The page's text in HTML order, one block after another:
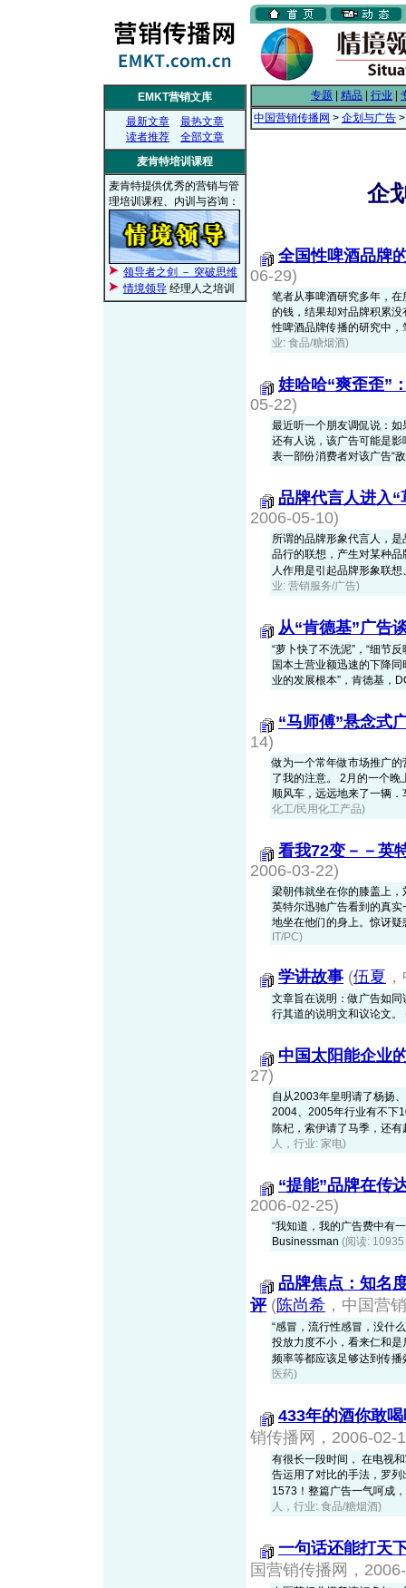
EMKT营销文库
最新文章
最热文章
读者推荐
全部文章
麦肯特培训课程
麦肯特提供优秀的营销与管
理培训课程、内训与咨询：
领导者之剑 － 突破思维
情境领导 经理人之培训
专题 精品 行业
中国营销传播网 > 企划与广告
企
全国性啤酒品牌
06-29)
笔者从事啤酒研究多年，
的钱，结果却对品牌积累
性啤酒品牌传播的研究中
业: 食品/糖烟酒)
娃哈哈“爽歪歪”
05-22)
最近听一个朋友调侃说：如
还有人说，该广告可能是
表一部份消费者对该广告“
品牌代言人进入“
2006-05-10)
所谓的品牌形象代言人，
品行的联想，产生对某种
人作用是引起品牌形象联
业: 营销服务/广告)
从“肯德基”广告
“萝卜快了不洗泥”，“细节
国本土营业额迅速的下降
业的发展根本”，肯德基，
“马师傅”悬念式
14)
做为一个常年做市场推广
了我的注意。 2月的一个
顺风车，远远地来了一辆
化工/民用化工产品)
看我72变－－英
2006-03-22)
梁朝伟就坐在你的膝盖上
英特尔迅驰广告看到的真
地坐在他们的身上。惊讶
IT/PC)
学讲故事 (伍夏
文章旨在说明：做广告如
行其道的说明文和议论文。
中国太阳能企业
27)
自从2003年皇明请了杨扬
2004、2005年行业有不下
陈杞，索伊请了马季，还
人，行业: 家电)
“提能”品牌在传
2006-02-25)
“我知道，我的广告费中
Businessman (阅读:
品牌焦点：知名
评 (陈尚希 ，中国营
“感冒，流行性感冒，没什
投放力度不小，看来仁和
频率等都应该足够达到传
医药)
433年的酒你敢
销传播网，2006-02-
有很长一段时间， 在电视
告运用了对比的手法，罗
1573！整篇广告一气呵成
人，行业: 食品/糖烟酒)
一句话还能打天
国营销传播网，